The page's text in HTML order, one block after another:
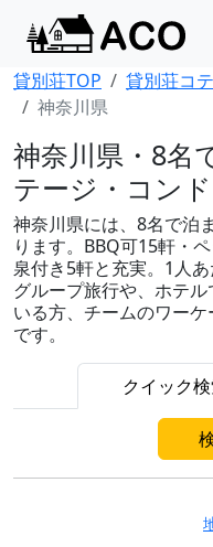
貸別荘TOP 貸別荘コ
神奈川県
神奈川県・8名
テージ・コン
神奈川県には、8名で泊
ります。BBQ可15軒・
泉付き5軒と充実。1人
グループ旅行や、ホテ
いる方、チームのワー
です。
クイック